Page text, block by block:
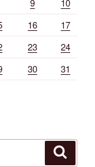
16
17
23
24
30 31